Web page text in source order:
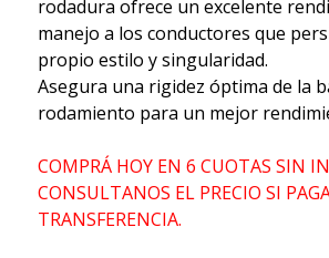
rodadura ofrece un excelente
manejo a los conductores que
propio estilo y singularidad.
Asegura una rigidez óptima de la
rodamiento para un mejor
COMPRÁ HOY EN 6 CUOTAS SIN
CONSULTANOS EL PRECIO SI
TRANSFERENCIA.